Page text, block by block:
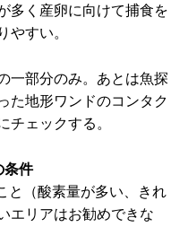
多く産卵に向けて捕食を
やすい。
一部分のみ。あとは魚探
た地形ワンドのコンタク
チェックする。
条件
と（酸素量が多い、きれ
エリアはお勧めできな